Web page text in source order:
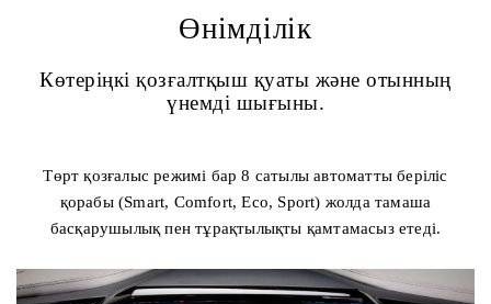
Өнімділік
Көтеріңкі қозғалтқыш қуаты және отынның
үнемді шығыны.
Төрт қозғалыс режимі бар 8 сатылы автоматты беріліс
қорабы (Smart, Comfort, Eco, Sport) жолда тамаша
басқарушылық пен тұрақтылықты қамтамасыз етеді.